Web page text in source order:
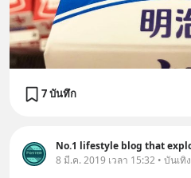
7 บันทึก
8 มี.ค. 2019 เวลา 15:32 • บันเทิง